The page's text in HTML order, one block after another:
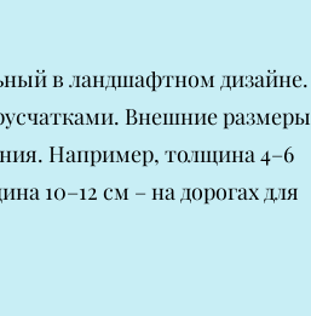
в ландшафтном дизайне.
Внешние размеры
Например, толщина 4–6
10–12 см – на дорогах для